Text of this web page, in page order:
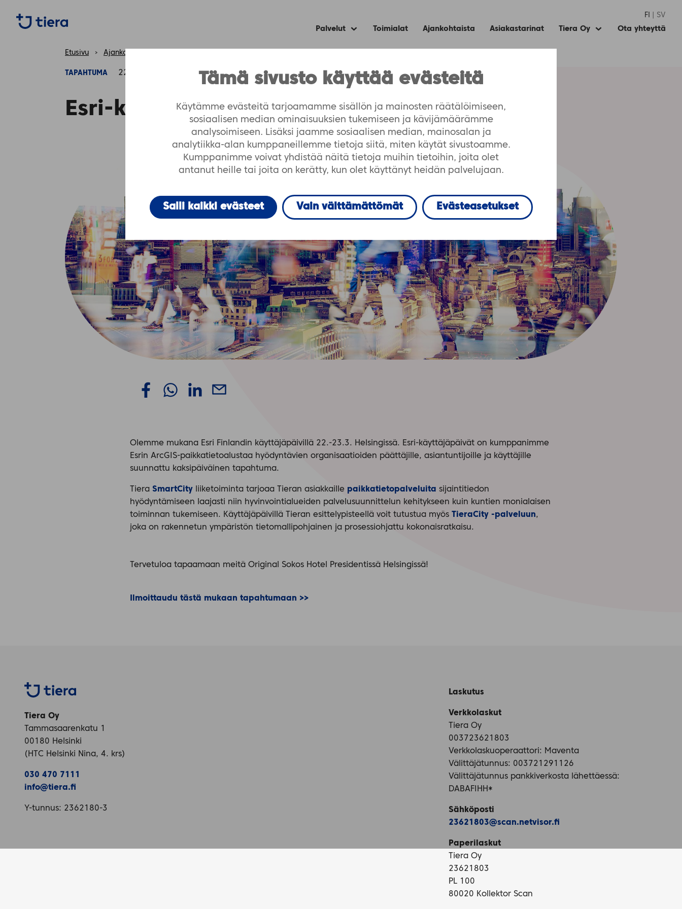
Tämä sivusto käyttää evästeitä
Käytämme evästeitä tarjoamamme sisällön ja mainosten räätälöimiseen,
sosiaalisen median ominaisuuksien tukemiseen ja kävijämäärämme
analysoimiseen. Lisäksi jaamme sosiaalisen median, mainosalan ja
analytiikka-alan kumppaneillemme tietoja siitä, miten käytät sivustoamme.
Kumppanimme voivat yhdistää näitä tietoja muihin tietoihin, joita olet
antanut heille tai joita on kerätty, kun olet käyttänyt heidän palvelujaan.
Salli kaikki evästeet Vain välttämättömät Evästeasetukset
https://tiera.fi/name FI SV
Palvelut
Expand
menu
Toimialat Ajankohtaista Asiakastarinat Tiera Oy
ExpandOta yhteyttä
Etusivu › Ajankohtaista
TAPAHTUMA 22.03.2023
Esri-käyttäjäpäivät
Olemme mukana Esri Finlandin käyttäjäpäivillä 22.-23.3. Helsingissä. Esri-käyttäjäpäivät on kumppanimme
Esrin ArcGIS-paikkatietoalustaa hyödyntävien organisaatioiden päättäjille, asiantuntijoille ja käyttäjille
suunnattu kaksipäiväinen tapahtuma.
Tiera SmartCity liiketoiminta tarjoaa Tieran asiakkaille paikkatietopalveluita sijaintitiedon
hyödyntämiseen laajasti niin hyvinvointialueiden palvelusuunnittelun kehitykseen kuin kuntien monialaisen
toiminnan tukemiseen. Käyttäjäpäivillä Tieran esittelypisteellä voit tutustua myös TieraCity -palveluun,
joka on rakennetun ympäristön tietomallipohjainen ja prosessiohjattu kokonaisratkaisu.
Tervetuloa tapaamaan meitä Original Sokos Hotel Presidentissä Helsingissä!
Ilmoittaudu tästä mukaan tapahtumaan >>
Tiera
Tiera Oy
Tammasaarenkatu 1
00180 Helsinki
(HTC Helsinki Nina, 4. krs)
030 470 7111
info@tiera.fi
Y-tunnus: 2362180-3
Laskutus
Verkkolaskut
Tiera Oy
003723621803
Verkkolaskuoperaattori: Maventa
Välittäjätunnus: 003721291126
Välittäjätunnus pankkiverkosta lähettäessä:
DABAFIHH*
Sähköposti
23621803@scan.netvisor.fi
Paperilaskut
Tiera Oy
23621803
PL 100
80020 Kollektor Scan